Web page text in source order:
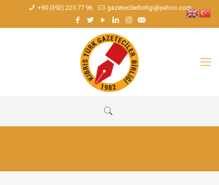
+90 (392) 225 77 96 gazetecilerbirligi@yahoo.com